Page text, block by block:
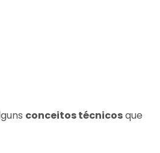
conceitos técnicosque